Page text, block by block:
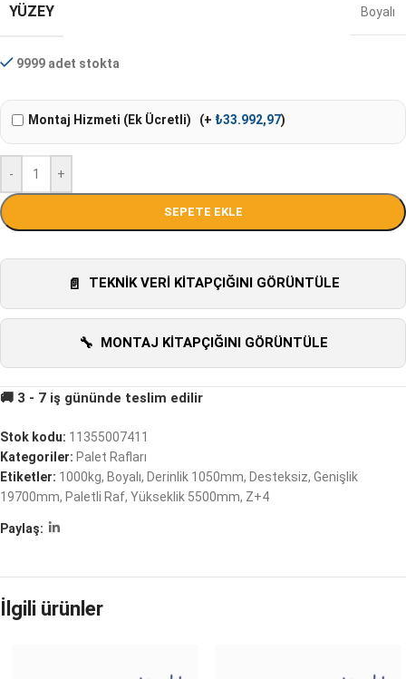
YÜZEY Boyalı
9999 adet stokta
Montaj Hizmeti (Ek Ücretli) (+ ₺33.992,97)
- +
SEPETE EKLE
TEKNIK VERI KITAPÇIĞINI GÖRÜNTÜLE
MONTAJ KITAPÇIĞINI GÖRÜNTÜLE
Stok kodu: 11355007411
Kategoriler: Palet Rafları
Etiketler: 1000kg, Boyalı, Derinlik 1050mm, Desteksiz, Genişlik
19700mm, Paletli Raf, Yükseklik 5500mm, Z+4
Paylaş:
İlgili ürünler